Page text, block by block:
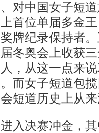
中国女子短道
首位单届多金
牌纪录保持者
冬奥会上收获
，从这一点来
而女子短道包
短道历史上从
决赛冲金，其